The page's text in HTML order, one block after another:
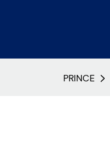
PRINCE